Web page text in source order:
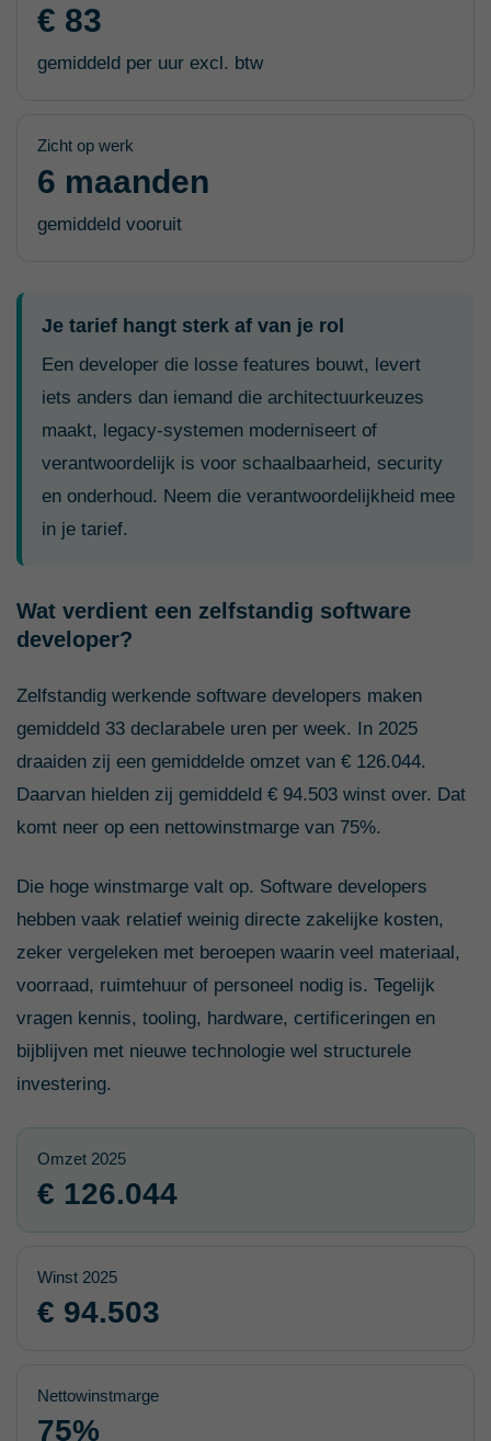
€ 83
gemiddeld per uur excl. btw
Zicht op werk
6 maanden
gemiddeld vooruit
Je tarief hangt sterk af van je rol
Een developer die losse features bouwt, levert
iets anders dan iemand die architectuurkeuzes
maakt, legacy-systemen moderniseert of
verantwoordelijk is voor schaalbaarheid, security
en onderhoud. Neem die verantwoordelijkheid mee
in je tarief.
Wat verdient een zelfstandig software
developer?
Zelfstandig werkende software developers maken
gemiddeld 33 declarabele uren per week. In 2025
draaiden zij een gemiddelde omzet van € 126.044.
Daarvan hielden zij gemiddeld € 94.503 winst over. Dat
komt neer op een nettowinstmarge van 75%.
Die hoge winstmarge valt op. Software developers
hebben vaak relatief weinig directe zakelijke kosten,
zeker vergeleken met beroepen waarin veel materiaal,
voorraad, ruimtehuur of personeel nodig is. Tegelijk
vragen kennis, tooling, hardware, certificeringen en
bijblijven met nieuwe technologie wel structurele
investering.
Omzet 2025
€ 126.044
Winst 2025
€ 94.503
Nettowinstmarge
75%